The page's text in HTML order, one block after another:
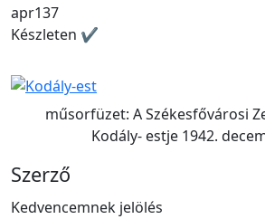
apr137
Készleten ✔
műsorfüzet: A Székesfővárosi
Kodály- estje 1942.
Szerző
Kedvencemnek jelölés